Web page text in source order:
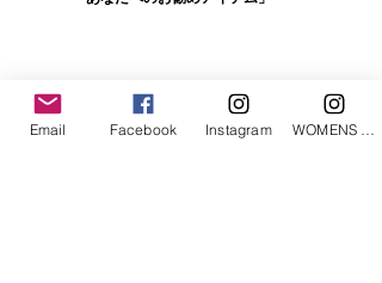
Email Facebook Instagram